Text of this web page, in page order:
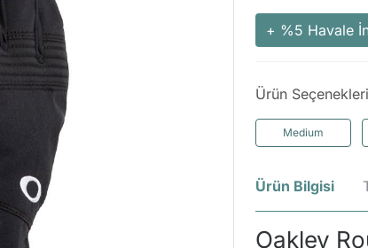
+ %5 Havale
Ürün Seçenekleri
Medium
Ürün Bilgisi
Oakley